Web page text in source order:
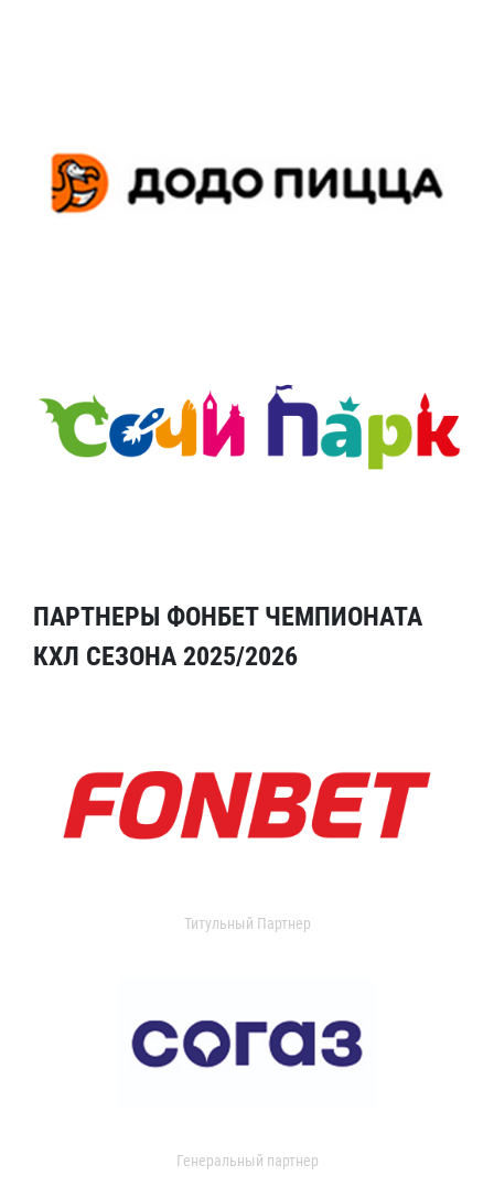
ПАРТНЕРЫ ФОНБЕТ ЧЕМПИОНАТА
КХЛ СЕЗОНА 2025/2026
Титульный Партнер
Генеральный партнер